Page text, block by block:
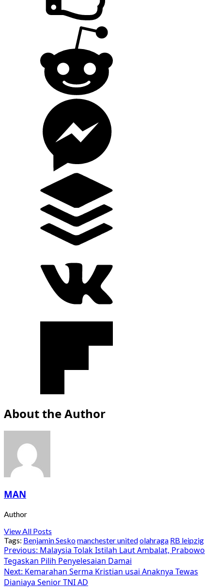
About the Author
MAN
Author
View All Posts
Tags: Benjamin Seskomanchester unitedolahraga RB leipzig
Post
navigation
Previous: Malaysia Tolak Istilah Laut Ambalat, Prabowo
Tegaskan Pilih Penyelesaian Damai
Next: Kemarahan Serma Kristian usai Anaknya Tewas
Dianiaya Senior TNI AD